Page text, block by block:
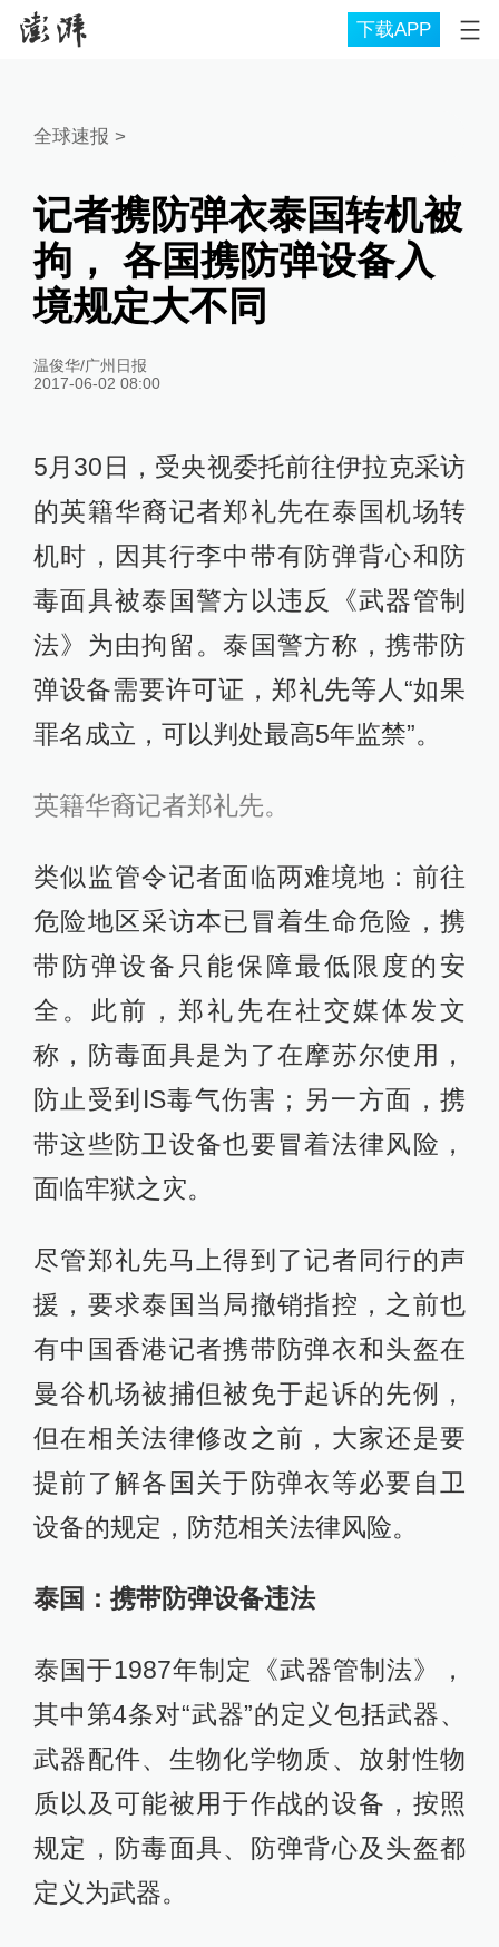
下载APP
全球速报 >
记者携防弹衣泰国转机被
拘， 各国携防弹设备入
境规定大不同
温俊华/广州日报
2017-06-02 08:00
5月30日，受央视委托前往伊拉克采访
的英籍华裔记者郑礼先在泰国机场转
机时，因其行李中带有防弹背心和防
毒面具被泰国警方以违反《武器管制
法》为由拘留。泰国警方称，携带防
弹设备需要许可证，郑礼先等人“如果
罪名成立，可以判处最高5年监禁”。
英籍华裔记者郑礼先。
类似监管令记者面临两难境地：前往
危险地区采访本已冒着生命危险，携
带防弹设备只能保障最低限度的安
全。此前，郑礼先在社交媒体发文
称，防毒面具是为了在摩苏尔使用，
防止受到IS毒气伤害；另一方面，携
带这些防卫设备也要冒着法律风险，
面临牢狱之灾。
尽管郑礼先马上得到了记者同行的声
援，要求泰国当局撤销指控，之前也
有中国香港记者携带防弹衣和头盔在
曼谷机场被捕但被免于起诉的先例，
但在相关法律修改之前，大家还是要
提前了解各国关于防弹衣等必要自卫
设备的规定，防范相关法律风险。
泰国：携带防弹设备违法
泰国于1987年制定《武器管制法》，
其中第4条对“武器”的定义包括武器、
武器配件、生物化学物质、放射性物
质以及可能被用于作战的设备，按照
规定，防毒面具、防弹背心及头盔都
定义为武器。